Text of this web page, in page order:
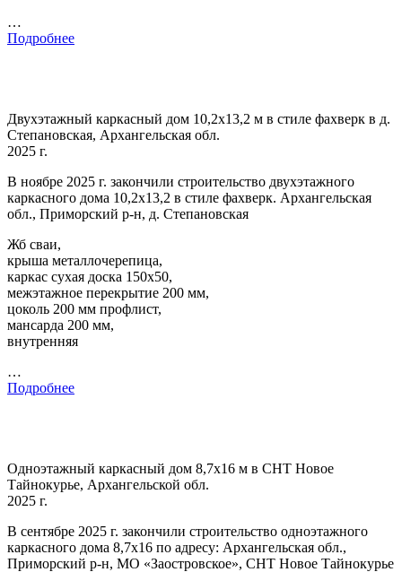
…
Подробнее
Двухэтажный каркасный дом 10,2х13,2 м в стиле фахверк в д.
Степановская, Архангельская обл.
2025 г.
В ноябре 2025 г. закончили строительство двухэтажного
каркасного дома 10,2х13,2 в стиле фахверк. Архангельская
обл., Приморский р-н, д. Степановская
Жб сваи,
крыша металлочерепица,
каркас сухая доска 150х50,
межэтажное перекрытие 200 мм,
цоколь 200 мм профлист,
мансарда 200 мм,
внутренняя
…
Подробнее
Одноэтажный каркасный дом 8,7х16 м в СНТ Новое
Тайнокурье, Архангельской обл.
2025 г.
В сентябре 2025 г. закончили строительство одноэтажного
каркасного дома 8,7х16 по адресу: Архангельская обл.,
Приморский р-н, МО «Заостровское», СНТ Новое Тайнокурье